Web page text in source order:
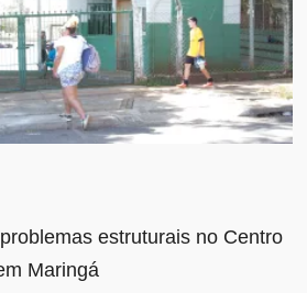
estruturais no Centro
Maringá